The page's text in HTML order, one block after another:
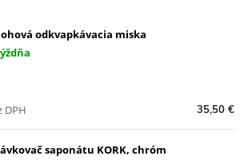
odkvapkávacia miska
35,50 €
DPH
saponátu KORK, chróm